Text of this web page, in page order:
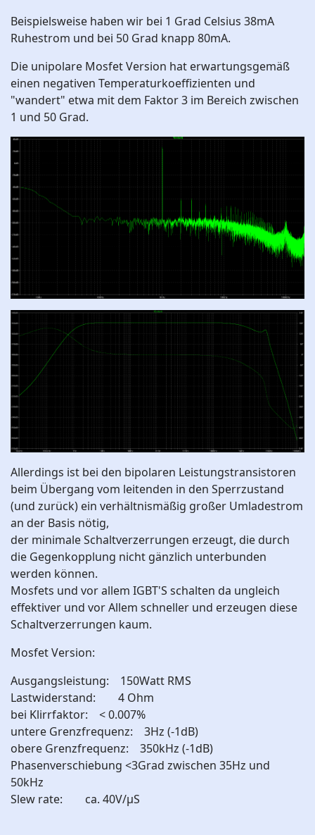
Beispielsweise haben wir bei 1 Grad Celsius 38mA
Ruhestrom und bei 50 Grad knapp 80mA.
Die unipolare Mosfet Version hat erwartungsgemäß
einen negativen Temperaturkoeffizienten und
"wandert" etwa mit dem Faktor 3 im Bereich zwischen
1 und 50 Grad.
Allerdings ist bei den bipolaren Leistungstransistoren
beim Übergang vom leitenden in den Sperrzustand
(und zurück) ein verhältnismäßig großer Umladestrom
an der Basis nötig,
der minimale Schaltverzerrungen erzeugt, die durch
die Gegenkopplung nicht gänzlich unterbunden
werden können.
Mosfets und vor allem IGBT'S schalten da ungleich
effektiver und vor Allem schneller und erzeugen diese
Schaltverzerrungen kaum.
Mosfet Version:
Ausgangsleistung: 150Watt RMS
Lastwiderstand: 4 Ohm
bei Klirrfaktor: < 0.007%
untere Grenzfrequenz: 3Hz (-1dB)
obere Grenzfrequenz: 350kHz (-1dB)
Phasenverschiebung <3Grad zwischen 35Hz und
50kHz
Slew rate: ca. 40V/µS